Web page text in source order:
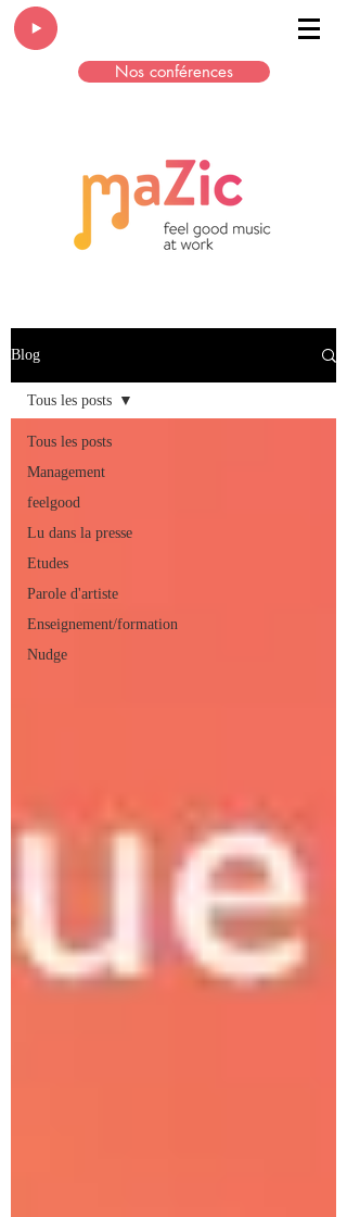
Nos conférences
Blog
Tous les posts
Management
feelgood
Lu dans la presse
Etudes
Parole d'artiste
Enseignement/formation
Nudge
Tous les posts